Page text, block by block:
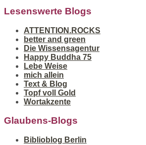
Lesenswerte Blogs
ATTENTION.ROCKS
better and green
Die Wissensagentur
Happy Buddha 75
Lebe Weise
mich allein
Text & Blog
Topf voll Gold
Wortakzente
Glaubens-Blogs
Biblioblog Berlin